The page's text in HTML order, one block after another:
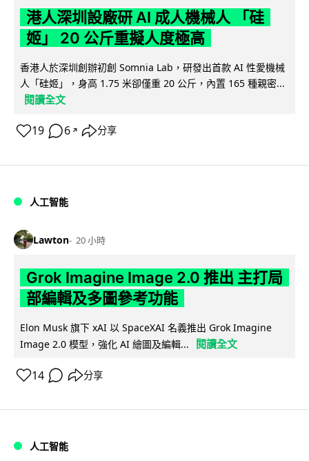
港人深圳設廠研 AI 成人機械人 「硅
姬」 20 公斤重擬人度極高
香港人於深圳創辦初創 Somnia Lab，研發出首款 AI 性愛機械
人「硅姬」，身高 1.75 米卻僅重 20 公斤，內置 165 種親密...
閱讀全文
19 6 ↗ 分享
人工智能
Lawton 20 小時
Grok Imagine Image 2.0 推出 主打局
部編輯及多圖參考功能
Elon Musk 旗下 xAI 以 SpaceXAI 名義推出 Grok Imagine
Image 2.0 模型，強化 AI 繪圖及編輯...
閱讀全文
14 分享
人工智能